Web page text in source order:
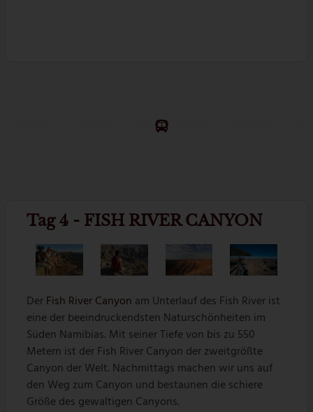
Tag 4 - FISH RIVER CANYON
DerFish River Canyon am Unterlauf des Fish River ist
eine der beeindruckendsten Naturschönheiten im
Süden Namibias. Mit seiner Tiefe von bis zu 550
Metern ist der Fish River Canyon der zweitgrößte
Canyon der Welt. Nachmittags machen wir uns auf
den Weg zum Canyon und bestaunen die schiere
Größe des gewaltigen Canyons.